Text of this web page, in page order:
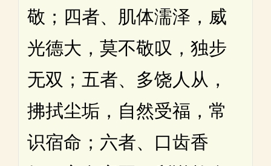
敬；四者、肌体濡泽，威
光德大，莫不敬叹，独步
无双；五者、多饶人从，
拂拭尘垢，自然受福，常
识宿命；六者、口齿香